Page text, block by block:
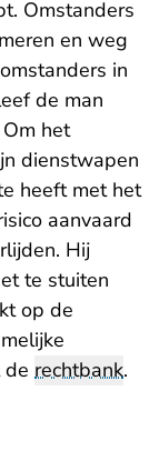
Omstanders
en weg
in
de man
het
dienstwapen
heeft met het
aanvaard
Hij
te stuiten
op de
de rechtbank.